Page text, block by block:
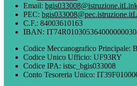
Email: bgis033008@istruzione.it
PEC: bgis033008@pec.istruzione.it
C.F.: 84003610163
IBAN:
Codice Meccanografico Principale:
Codice Unico Ufficio: UF93RY
Codice IPA: istsc_bgis033008
Conto Tesoreria Unico: